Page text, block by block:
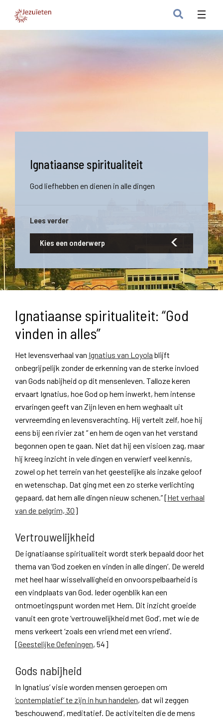
Ignatiaanse spiritualiteit
God liefhebben en dienen in alle dingen
Lees verder
Kies een onderwerp
Ignatiaanse spiritualiteit: “God
vinden in alles”
Het levensverhaal van Ignatius van Loyola blijft
onbegrijpelijk zonder de erkenning van de sterke invloed
van Gods nabijheid op dit mensenleven. Talloze keren
ervaart Ignatius, hoe God op hem inwerkt, hem intense
ervaringen geeft van Zijn leven en hem weghaalt uit
vervreemding en levensverachting. Hij vertelt zelf, hoe hij
eens bij een rivier zat ” en hem de ogen van het verstand
begonnen open te gaan. Niet dat hij een visioen zag, maar
hij kreeg inzicht in vele dingen en verwierf veel kennis,
zowel op het terrein van het geestelijke als inzake geloof
en wetenschap. Dat ging met een zo sterke verlichting
gepaard, dat hem alle dingen nieuw schenen.” [Het verhaal
van de pelgrim, 30]
Vertrouwelijkheid
De ignatiaanse spiritualiteit wordt sterk bepaald door het
thema van ‘God zoeken en vinden in alle dingen’. De wereld
met heel haar wisselvalligheid en onvoorspelbaarheid is
een vindplaats van God. Ieder ogenblik kan een
ontmoetingspunt worden met Hem. Dit inzicht groeide
vanuit een grote ‘vertrouwelijkheid met God’, met wie de
mens verkeert ‘zoals een vriend met een vriend’.
[Geestelijke Oefeningen, 54]
Gods nabijheid
In Ignatius’ visie worden mensen geroepen om
‘contemplatief’ te zijn in hun handelen, dat wil zeggen
‘beschouwend’, meditatief. De activiteiten die de mens